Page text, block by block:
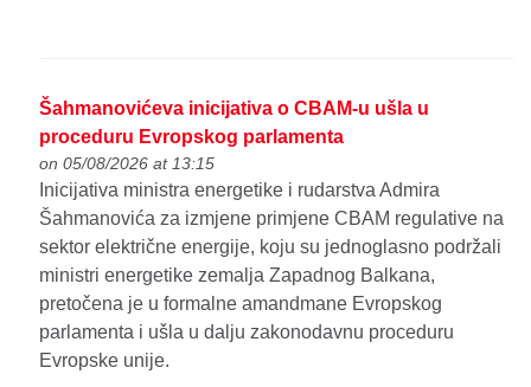
Šahmanovićeva inicijativa o CBAM-u ušla u
proceduru Evropskog parlamenta
on 05/08/2026 at 13:15
Inicijativa ministra energetike i rudarstva Admira
Šahmanovića za izmjene primjene CBAM regulative na
sektor električne energije, koju su jednoglasno podržali
ministri energetike zemalja Zapadnog Balkana,
pretočena je u formalne amandmane Evropskog
parlamenta i ušla u dalju zakonodavnu proceduru
Evropske unije.